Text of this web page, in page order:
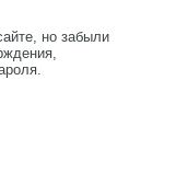
но забыли